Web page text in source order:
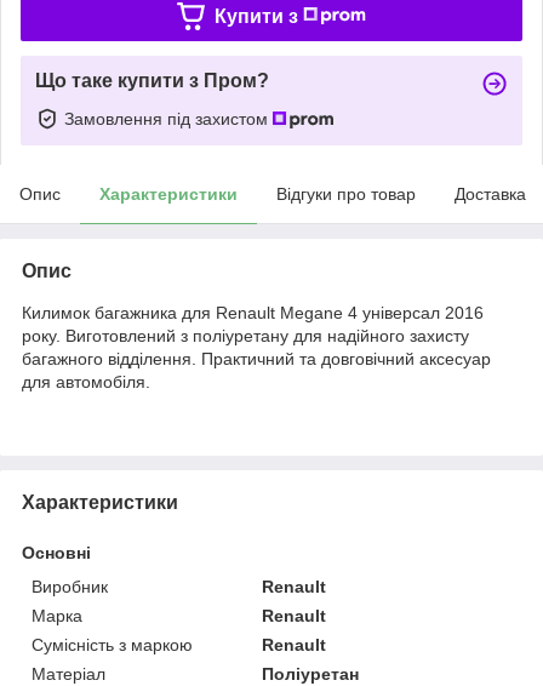
Купити з
Що таке купити з Пром?
Замовлення під захистом
Опис Характеристики Відгуки про товар Доставка
Опис
Килимок багажника для Renault Megane 4 універсал 2016
року. Виготовлений з поліуретану для надійного захисту
багажного відділення. Практичний та довговічний аксесуар
для автомобіля.
Характеристики
Основні
Виробник
Renault
Марка
Renault
Сумісність з маркою
Renault
Матеріал
Поліуретан